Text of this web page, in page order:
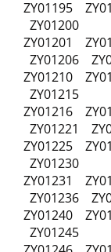
ZY01195
ZY01200
ZY01201
ZY01206
ZY01210
ZY01215
ZY01216
ZY01221
ZY01225
ZY01230
ZY01231
ZY01236
ZY01240
ZY01245